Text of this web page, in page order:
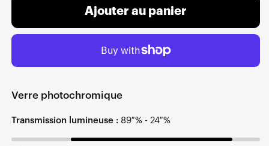
Ajouter au panier
Verre photochromique
Transmission lumineuse : 89 % - 24 %